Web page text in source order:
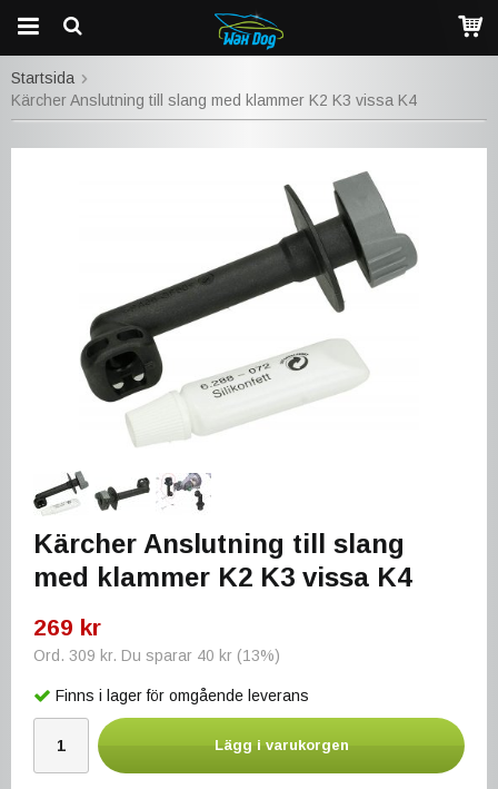
Startsida
Kärcher Anslutning till slang med klammer K2 K3 vissa K4
Kärcher Anslutning till slang
med klammer K2 K3 vissa K4
269 kr
Ord. 309 kr. Du sparar 40 kr (13%)
Finns i lager för omgående leverans
Lägg i varukorgen